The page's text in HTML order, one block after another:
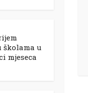
školama u
mjeseca